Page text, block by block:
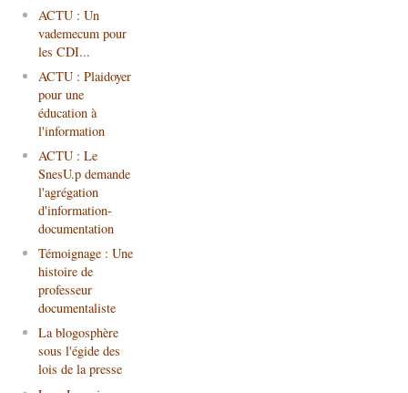
ACTU : Un
vademecum pour
les CDI...
ACTU : Plaidoyer
pour une
éducation à
l'information
ACTU : Le
SnesU.p demande
l'agrégation
d'information-
documentation
Témoignage : Une
histoire de
professeur
documentaliste
La blogosphère
sous l'égide des
lois de la presse